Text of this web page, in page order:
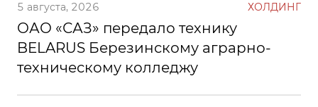
5 августа, 2026 ХОЛДИНГ
ОАО «САЗ» передало технику
BELARUS Березинскому аграрно-
техническому колледжу